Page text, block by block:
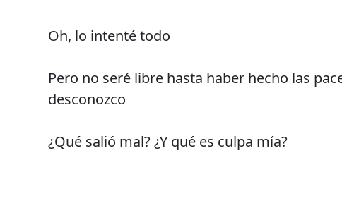
Oh, lo intenté todo
Pero no seré libre hasta haber hecho las
desconozco
¿Qué salió mal? ¿Y qué es culpa mía?